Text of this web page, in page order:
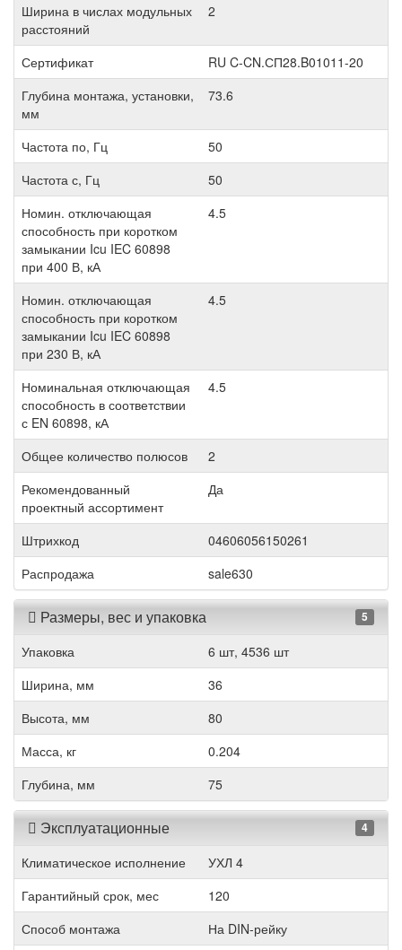
Ширина в числах модульных
расстояний
2
Сертификат
RU C-CN.СП28.B01011-20
Глубина монтажа, установки,
мм
73.6
Частота по, Гц
50
Частота с, Гц
50
Номин. отключающая
способность при коротком
замыкании Icu IEC 60898
при 400 В, кА
4.5
Номин. отключающая
способность при коротком
замыкании Icu IEC 60898
при 230 В, кА
4.5
Номинальная отключающая
способность в соответствии
с EN 60898, кА
4.5
Общее количество полюсов
2
Рекомендованный
проектный ассортимент
Да
Штрихкод
04606056150261
Распродажа
sale630
Размеры, вес и упаковка 5
Упаковка
6 шт, 4536 шт
Ширина, мм
36
Высота, мм
80
Масса, кг
0.204
Глубина, мм
75
Эксплуатационные 4
Климатическое исполнение
УХЛ 4
Гарантийный срок, мес
120
Способ монтажа
На DIN-рейку